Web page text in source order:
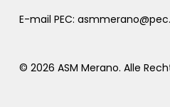
E-mail PEC:
© 2026 ASM Merano. Alle